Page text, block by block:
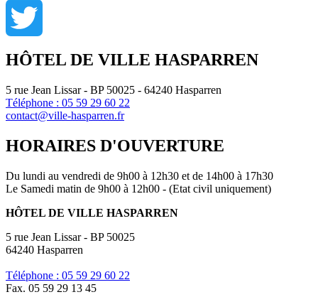
Facebook
Twitter
HÔTEL DE VILLE HASPARREN
5 rue Jean Lissar - BP 50025 - 64240 Hasparren
Téléphone : 05 59 29 60 22
contact@ville-hasparren.fr
HORAIRES D'OUVERTURE
Du lundi au vendredi de 9h00 à 12h30 et de 14h00 à 17h30
Le Samedi matin de 9h00 à 12h00 - (Etat civil uniquement)
HÔTEL DE VILLE HASPARREN
5 rue Jean Lissar - BP 50025
64240 Hasparren
Téléphone : 05 59 29 60 22
Fax. 05 59 29 13 45